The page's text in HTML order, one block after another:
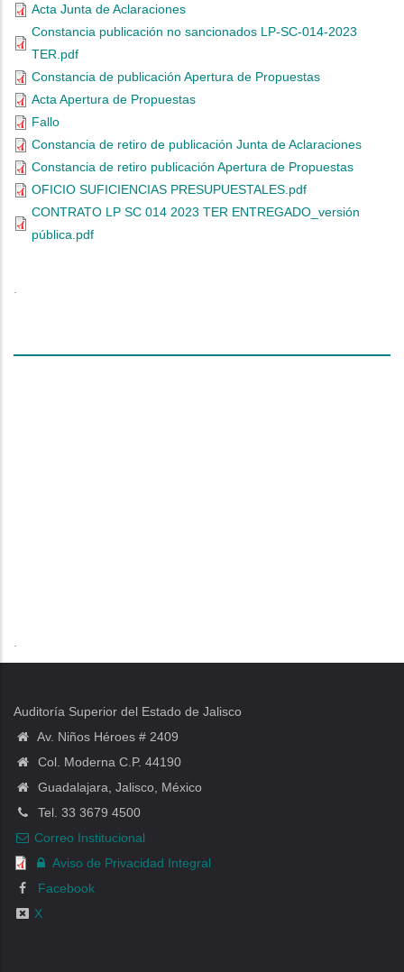
Acta Junta de Aclaraciones
Constancia publicación no sancionados LP-SC-014-2023
TER.pdf
Constancia de publicación Apertura de Propuestas
Acta Apertura de Propuestas
Fallo
Constancia de retiro de publicación Junta de Aclaraciones
Constancia de retiro publicación Apertura de Propuestas
OFICIO SUFICIENCIAS PRESUPUESTALES.pdf
CONTRATO LP SC 014 2023 TER ENTREGADO_versión
pública.pdf
Auditoría Superior del Estado de Jalisco
Av. Niños Héroes # 2409
Col. Moderna C.P. 44190
Guadalajara, Jalisco, México
Tel. 33 3679 4500
Correo Institucional
Aviso de Privacidad Integral
Facebook
X